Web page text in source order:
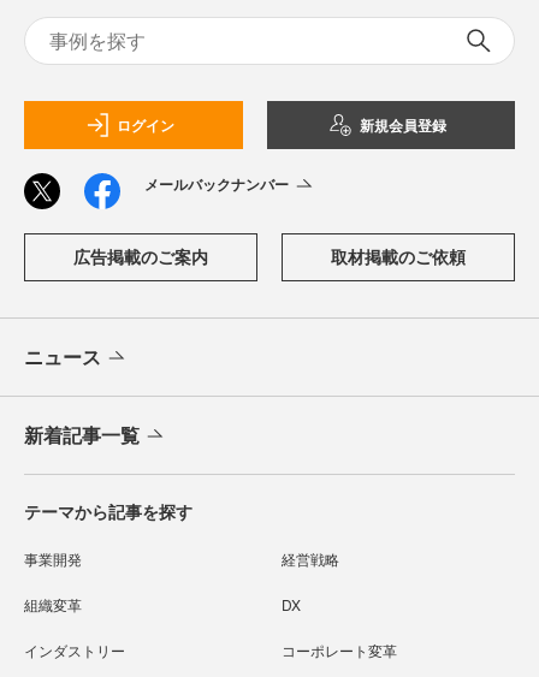
ログイン 新規会員登録
メールバックナンバー
広告掲載のご案内 取材掲載のご依頼
ニュース
新着記事一覧
テーマから記事を探す
事業開発 経営戦略
組織変革 DX
インダストリー コーポレート変革